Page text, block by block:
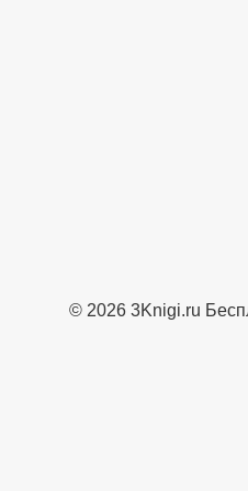
© 2026 3Knigi.ru